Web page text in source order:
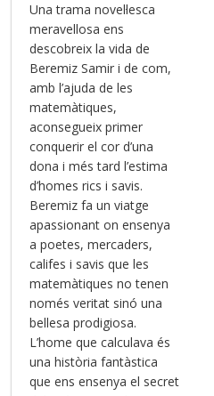
Una trama novel·lesca
meravellosa ens
descobreix la vida de
Beremiz Samir i de com,
amb l’ajuda de les
matemàtiques,
aconsegueix primer
conquerir el cor d’una
dona i més tard l’estima
d’homes rics i savis.
Beremiz fa un viatge
apassionant on ensenya
a poetes, mercaders,
califes i savis que les
matemàtiques no tenen
només veritat sinó una
bellesa prodigiosa.
L’home que calculava és
una història fantàstica
que ens ensenya el secret